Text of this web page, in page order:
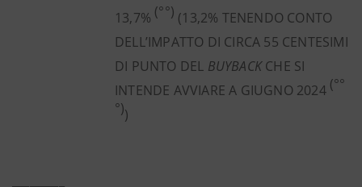
13,7% (°°) (13,2% TENENDO CONTO
DELL’IMPATTO DI CIRCA 55 CENTESIMI
DI PUNTO DEL BUYBACKCHE SI
INTENDE AVVIARE A GIUGNO 2024 (°°
°))